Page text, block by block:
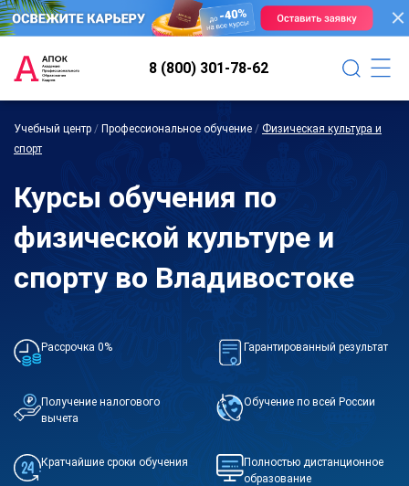
8 (800) 301-78-62
Учебный центр / Профессиональное обучение / Физическая культура и
спорт
Курсы обучения по
физической культуре и
спорту во Владивостоке
Рассрочка 0% Гарантированный результат
Получение налогового
вычета
Обучение по всей России
Кратчайшие сроки обучения
Полностью дистанционное
образование